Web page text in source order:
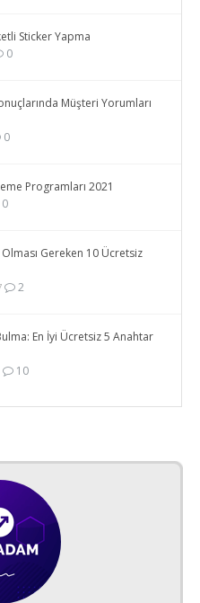
Sticker Yapma
0
Müşteri Yorumları
0
Programları 2021
Gereken 10 Ücretsiz
2
En İyi Ücretsiz 5 Anahtar
10